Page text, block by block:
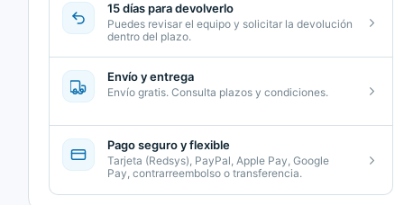
15 días para devolverlo
Puedes revisar el equipo y solicitar la devolución
dentro del plazo.
Envío y entrega
Envío gratis. Consulta plazos y condiciones.
Pago seguro y flexible
Tarjeta (Redsys), PayPal, Apple Pay, Google
Pay, contrarreembolso o transferencia.